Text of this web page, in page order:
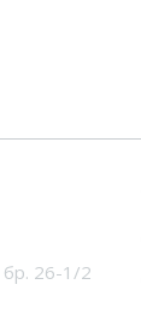
бр. 26-1/2